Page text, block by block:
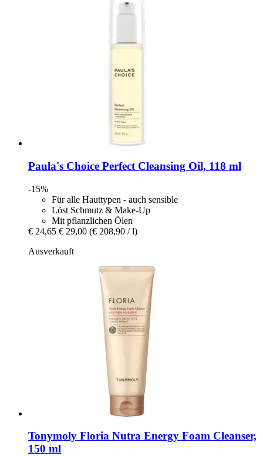
Paula's Choice Perfect Cleansing Oil, 118 ml
-15%
Für alle Hauttypen - auch sensible
Löst Schmutz & Make-Up
Mit pflanzlichen Ölen
€ 24,65 € 29,00 (€ 208,90 / l)
Ausverkauft
Tonymoly Floria Nutra Energy Foam Cleanser,
150 ml